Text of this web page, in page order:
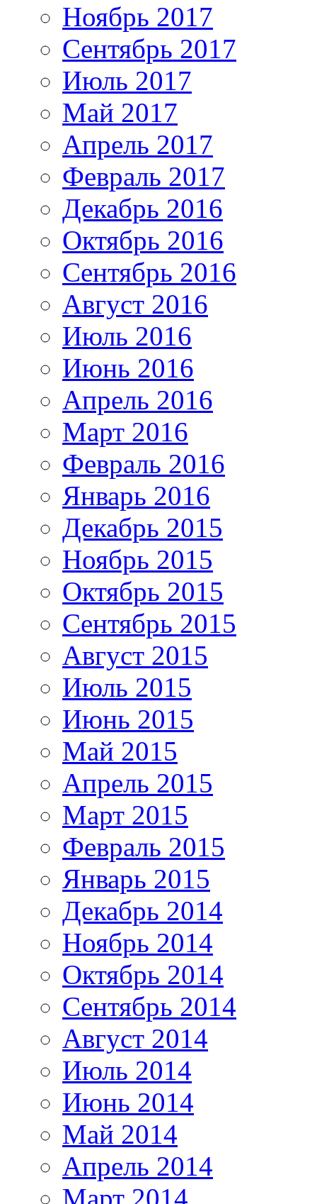
Ноябрь 2017
Сентябрь 2017
Июль 2017
Май 2017
Апрель 2017
Февраль 2017
Декабрь 2016
Октябрь 2016
Сентябрь 2016
Август 2016
Июль 2016
Июнь 2016
Апрель 2016
Март 2016
Февраль 2016
Январь 2016
Декабрь 2015
Ноябрь 2015
Октябрь 2015
Сентябрь 2015
Август 2015
Июль 2015
Июнь 2015
Май 2015
Апрель 2015
Март 2015
Февраль 2015
Январь 2015
Декабрь 2014
Ноябрь 2014
Октябрь 2014
Сентябрь 2014
Август 2014
Июль 2014
Июнь 2014
Май 2014
Апрель 2014
Март 2014